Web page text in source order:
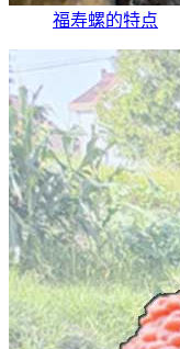
福寿螺的特点